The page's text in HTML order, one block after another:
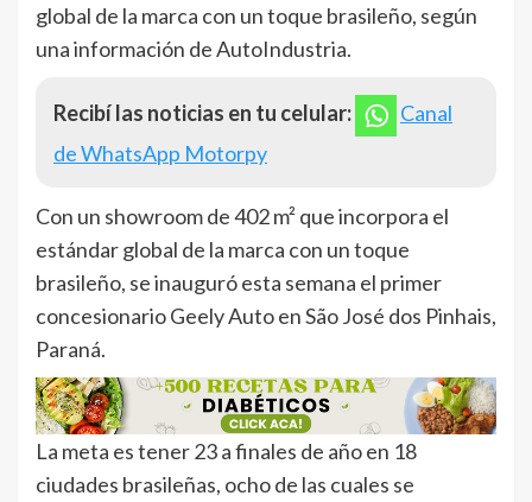
global de la marca con un toque brasileño, según
una información de AutoIndustria.
Recibí las noticias en tu celular:
Canal
de WhatsApp Motorpy
Con un showroom de 402 m² que incorpora el
estándar global de la marca con un toque
brasileño, se inauguró esta semana el primer
concesionario Geely Auto en São José dos Pinhais,
Paraná.
La meta es tener 23 a finales de año en 18
ciudades brasileñas, ocho de las cuales se